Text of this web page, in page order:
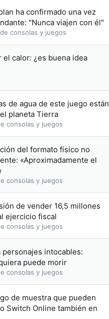
ha confirmado una vez
"Nunca viajen con él"
consolas y juegos
calor: ¿es buena idea
de agua de este juego están
planeta Tierra
consolas y juegos
del formato físico no
«Aproximadamente el
consolas y juegos
de vender 16,5 millones
ejercicio fiscal
consolas y juegos
intocables:
puede morir
consolas y juegos
de muestra que pueden
Switch Online también en